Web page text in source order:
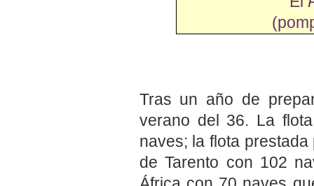
Tras un año de
verano del 36. La
naves; la flota
de Tarento con 102